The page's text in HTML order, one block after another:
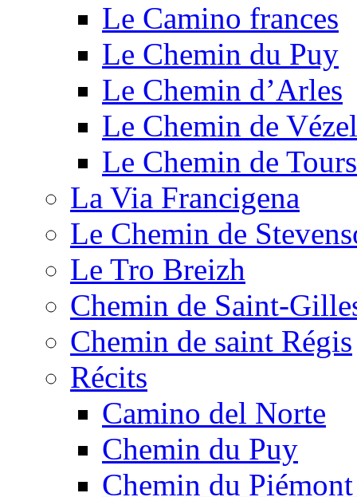
Le Camino frances
Le Chemin du Puy
Le Chemin d’Arles
Le Chemin de
Le Chemin de Tours
La Via Francigena
Le Chemin de
Le Tro Breizh
Chemin de Saint-
Chemin de saint Régis
Récits
Camino del Norte
Chemin du Puy
Chemin du